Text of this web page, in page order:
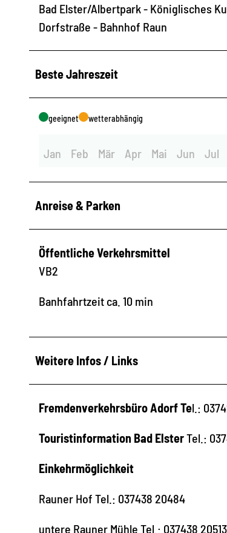
Bad Elster/Albertpark - Königlisches
Dorfstraße - Bahnhof Raun
Beste Jahreszeit
geeignet wetterabhängig
Jan Feb Mär Apr Mai Jun Jul
Anreise & Parken
Öffentliche Verkehrsmittel
VB2
Banhfahrtzeit ca. 10 min
Weitere Infos / Links
Fremdenverkehrsbüro Adorf Tel.:
Touristinformation Bad ElsterTel.:
Einkehrmöglichkeit
Rauner Hof Tel.: 037438 20484
untere Rauner Mühle Tel.: 037438 20513